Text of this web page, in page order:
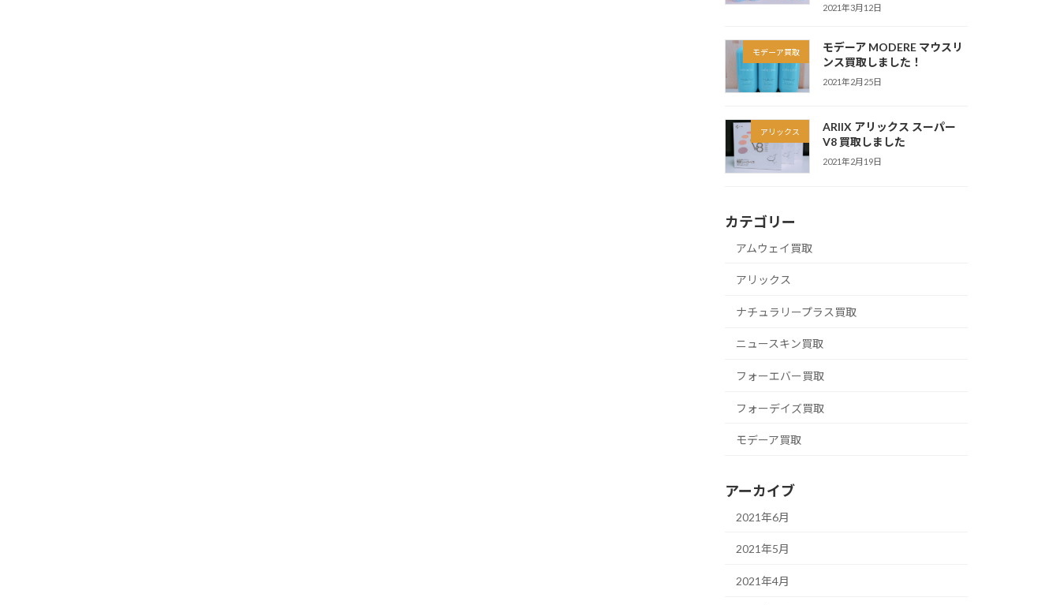
2021年3月12日
モデーア買取
モデーア MODERE マウスリ
ンス買取しました！
2021年2月25日
アリックス
ARIIX アリックス スーパー
V8 買取しました
2021年2月19日
カテゴリー
アムウェイ買取
アリックス
ナチュラリープラス買取
ニュースキン買取
フォーエバー買取
フォーデイズ買取
モデーア買取
アーカイブ
2021年6月
2021年5月
2021年4月